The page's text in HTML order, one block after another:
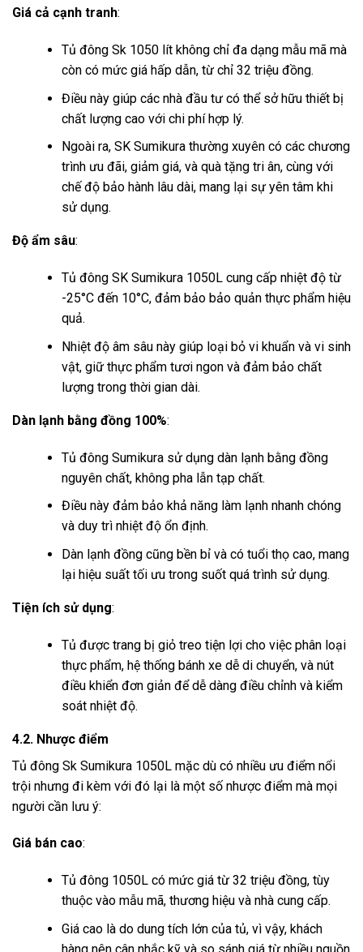
Giá cả cạnh tranh:
Tủ đông Sk 1050 lít không chỉ đa dạng mẫu mã mà
còn có mức giá hấp dẫn, từ chỉ 32 triệu đồng.
Điều này giúp các nhà đầu tư có thể sở hữu thiết bị
chất lượng cao với chi phí hợp lý.
Ngoài ra, SK Sumikura thường xuyên có các chương
trình ưu đãi, giảm giá, và quà tặng tri ân, cùng với
chế độ bảo hành lâu dài, mang lại sự yên tâm khi
sử dụng.
Độ ẩm sâu:
Tủ đông SK Sumikura 1050L cung cấp nhiệt độ từ
-25°C đến 10°C, đảm bảo bảo quản thực phẩm hiệu
quả.
Nhiệt độ âm sâu này giúp loại bỏ vi khuẩn và vi sinh
vật, giữ thực phẩm tươi ngon và đảm bảo chất
lượng trong thời gian dài.
Dàn lạnh bằng đồng 100%:
Tủ đông Sumikura sử dụng dàn lạnh bằng đồng
nguyên chất, không pha lẫn tạp chất.
Điều này đảm bảo khả năng làm lạnh nhanh chóng
và duy trì nhiệt độ ổn định.
Dàn lạnh đồng cũng bền bỉ và có tuổi thọ cao, mang
lại hiệu suất tối ưu trong suốt quá trình sử dụng.
Tiện ích sử dụng:
Tủ được trang bị giỏ treo tiện lợi cho việc phân loại
thực phẩm, hệ thống bánh xe dễ di chuyển, và nút
điều khiển đơn giản để dễ dàng điều chỉnh và kiểm
soát nhiệt độ.
4.2. Nhược điểm
Tủ đông Sk Sumikura 1050L mặc dù có nhiều ưu điểm nổi
trội nhưng đi kèm với đó lại là một số nhược điểm mà mọi
người cần lưu ý:
Giá bán cao:
Tủ đông 1050L có mức giá từ 32 triệu đồng, tùy
thuộc vào mẫu mã, thương hiệu và nhà cung cấp.
Giá cao là do dung tích lớn của tủ, vì vậy, khách